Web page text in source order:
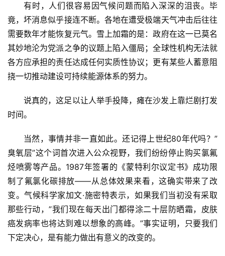
有时，人们很容易因气候问题而陷入深深的沮丧。毕
竟，坏消息似乎接连不断。各地在遭受极端天气冲击后往往
需要数年才能恢复元气。雪上加霜的是：政府在这一已莫名
其妙地沦为党派之争的议题上陷入僵局；全球性机构无法就
各方应承担的责任达成任何实质性协议；更有某些人蓄意阻
挠一切推动建设可持续能源体系的努力。
说真的，这足以让人举手投降，瘫在沙发上靠烂剧打发
时间。
当然，事情并非一直如此。还记得上世纪80年代吗？”
臭氧层”这个词首次进入公众视野，我们纷纷停止购买氯氟
烃喷雾等产品。1987年签署的《蒙特利尔议定书》成功限
制了氟氯化碳排放——从总体效果来看，这确实带来了改
变。气候科学家加文·施密特表示，如果我们当初没有采取
那些行动，”我们现在每天出门都得涂二十层防晒霜，皮肤
癌发病率也将达到难以想象的高峰。”事实证明，只要我们
下定决心，是有能力做出有意义的改变的。